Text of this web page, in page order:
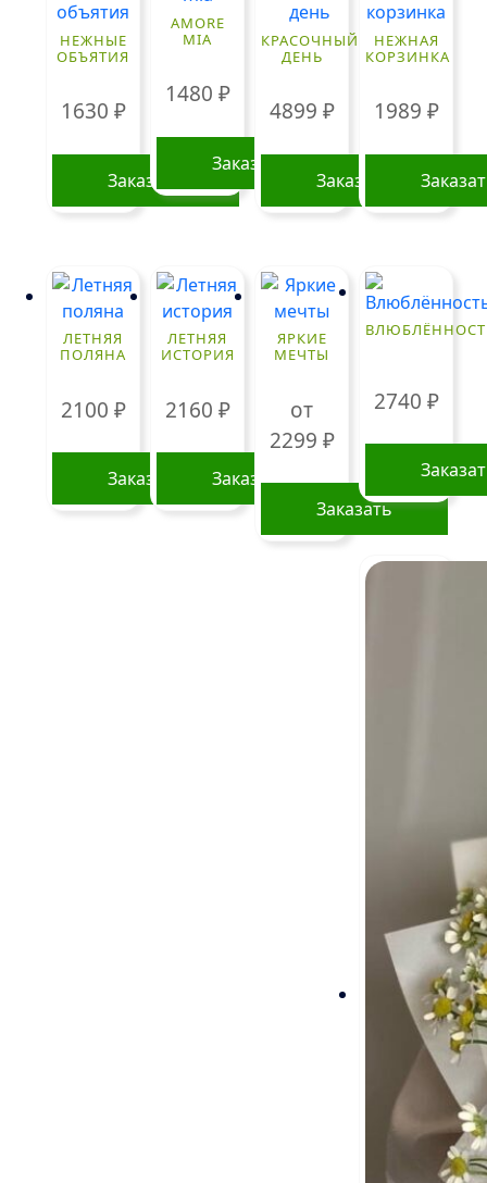
Опции
можно
на
НЕЖНЫЕ
ОБЪЯТИЯ
1630 ₽
Заказать
AMORE
MIA
1480 ₽
Заказать
КРАСОЧНЫЙ
ДЕНЬ
4899 ₽
Заказать
НЕЖНАЯ
КОРЗИНКА
1989 ₽
ЛЕТНЯЯ
ПОЛЯНА
2100 ₽
Заказать
ЛЕТНЯЯ
ИСТОРИЯ
2160 ₽
Заказать
ЯРКИЕ
МЕЧТЫ
от
2299 ₽
Заказать
2740 ₽